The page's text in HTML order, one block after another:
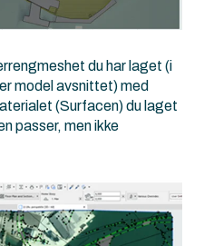
du har laget (i
model avsnittet) med
(Surfacen) du laget
passer, men ikke